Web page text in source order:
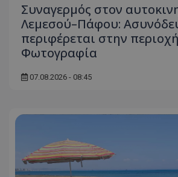
Συναγερμός στον
Λεμεσού–Πάφου:
περιφέρεται στην
Φωτογραφία
07.08.2026 - 08:45